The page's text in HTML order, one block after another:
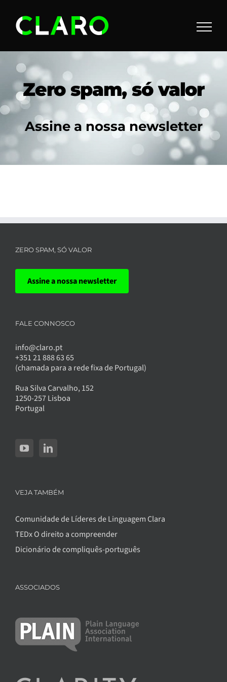
content
Zero spam, só valor
Assine a nossa newsletter
ZERO SPAM, SÓ VALOR
Assine a nossa newsletter
FALE CONNOSCO
info@claro.pt
+351 21 888 63 65
(chamada para a rede fixa de Portugal)
Rua Silva Carvalho, 152
1250-257 Lisboa
Portugal
VEJA TAMBÉM
Comunidade de Líderes de Linguagem Clara
TEDx O direito a compreender
Dicionário de compliquês-português
ASSOCIADOS